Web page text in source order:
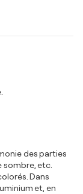
des parties
etc.
Dans
et, en